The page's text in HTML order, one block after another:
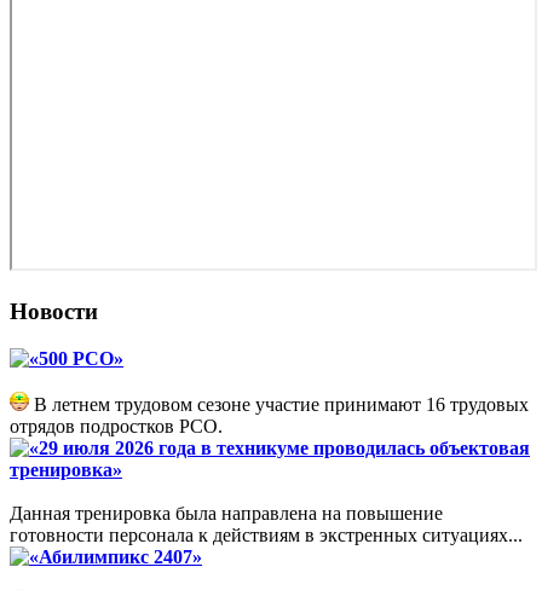
Новости
«500 РСО»
В летнем трудовом сезоне участие принимают 16 трудовых
отрядов подростков РСО.
«29 июля 2026 года в техникуме проводилась объектовая
тренировка»
Данная тренировка была направлена на повышение
готовности персонала к действиям в экстренных ситуациях...
«Абилимпикс 2407»